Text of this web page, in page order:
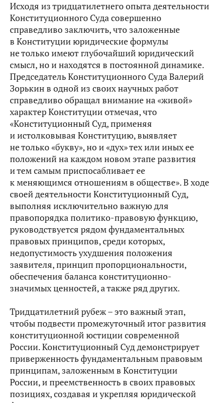
Исходя из тридцатилетнего опыта деятельности
Конституционного Суда совершенно
справедливо заключить, что заложенные
в Конституции юридические формулы
не только имеют глубочайший юридический
смысл, но и находятся в постоянной динамике.
Председатель Конституционного Суда Валерий
Зорькин в одной из своих научных работ
справедливо обращал внимание на «живой»
характер Конституции отмечая, что
«Конституционный Суд, применяя
и истолковывая Конституцию, выявляет
не только «букву», но и «дух» тех или иных ее
положений на каждом новом этапе развития
и тем самым приспосабливает ее
к меняющимся отношениям в обществе». В ходе
своей деятельности Конституционный Суд,
выполняя исключительно важную для
правопорядка политико-правовую функцию,
руководствуется рядом фундаментальных
правовых принципов, среди которых,
недопустимость ухудшения положения
заявителя, принцип пропорциональности,
обеспечения баланса конституционно-
значимых ценностей, а также ряд других.
Тридцатилетний рубеж – это важный этап,
чтобы подвести промежуточный итог развития
конституционной юстиции современной
России. Конституционный Суд демонстрирует
приверженность фундаментальным правовым
принципам, заложенным в Конституции
России, и преемственность в своих правовых
позициях, создавая и укрепляя юридической